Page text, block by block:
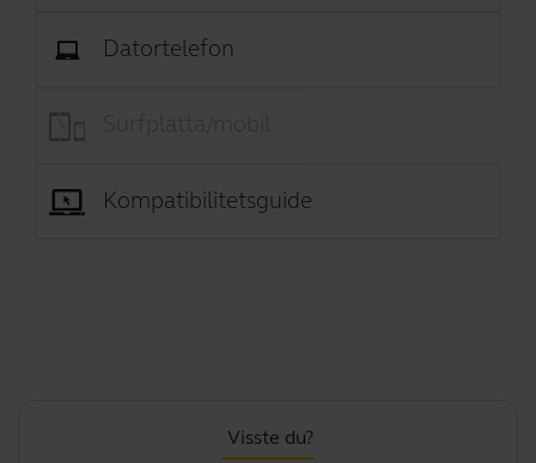
Datortelefon
Kompatibilitetsguide
Visste du?